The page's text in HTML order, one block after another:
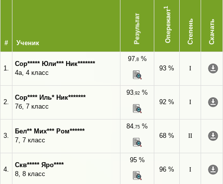
# Ученик Результат Опережает
1
Степень Скачать
1.
Сор***** Юли*** Ник*******
4а, 4 класс
97,8%
93 %
I
2.
Сор**** Иль* Ник*******
7б, 7 класс
93,92 %
92 %
I
3.
Бел** Мих*** Ром******
7, 7 класс
84,75 %
68 %
II
4.
Скв***** Яро****
8, 8 класс
95 %
96 %
I